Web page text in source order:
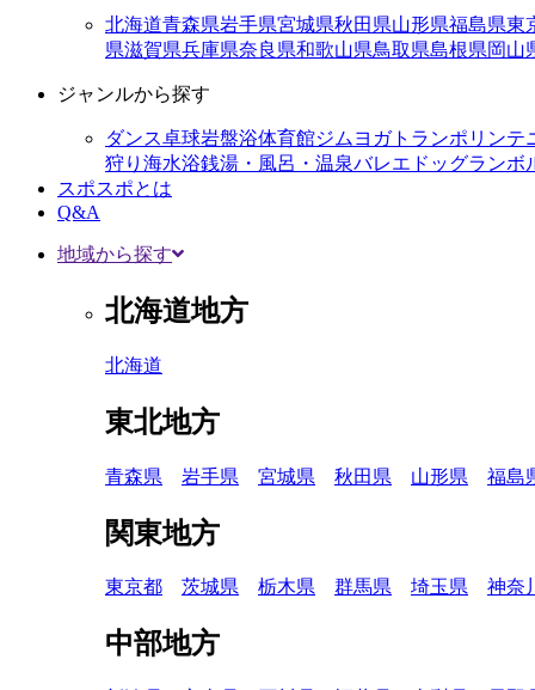
北海道青森県岩手県宮城県秋田県山形県福島県東
県滋賀県兵庫県奈良県和歌山県鳥取県島根県岡山
ジャンルから探す
ダンス卓球岩盤浴体育館ジム ヨガトランポリンテ
狩り 海水浴銭湯・風呂・温泉バレエ ドッグランボ
スポスポとは
Q&A
地域から探す
北海道地方
北海道
東北地方
青森県 岩手県 宮城県 秋田県 山形県 福島
関東地方
東京都 茨城県 栃木県 群馬県 埼玉県 神奈
中部地方